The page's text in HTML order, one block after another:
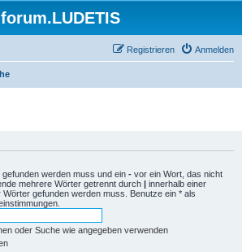
forum.LUDETIS
Anmelden
Registrieren
werden muss und ein - vor ein Wort, das nicht
mehrere Wörter getrennt durch | innerhalb einer
Wörter gefunden werden muss. Benutze ein * als
oder Suche wie angegeben verwenden